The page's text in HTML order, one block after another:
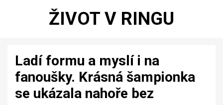
ŽIVOT V RINGU
Ladí formu a myslí i na
fanoušky. Krásná šampionka
se ukázala nahoře bez